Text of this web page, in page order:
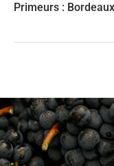
Primeurs :